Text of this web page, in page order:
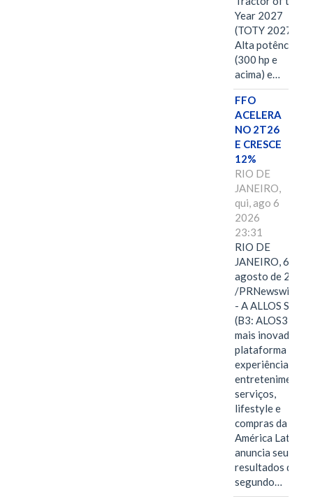
Year 2027
(TOTY 2027:
Alta potência
(300 hp e
acima) e…
FFO
ACELERA
NO 2T26
E CRESCE
12%
RIO DE
JANEIRO,
qui, ago 6
2026
23:31
RIO DE
JANEIRO, 6 de
agosto de 2026
/PRNewswire/ -
- A ALLOS S.A.
(B3: ALOS3), a
mais inovadora
plataforma de
experiências,
entretenimento,
serviços,
lifestyle e
compras da
América Latina
anuncia seus
resultados do
segundo…